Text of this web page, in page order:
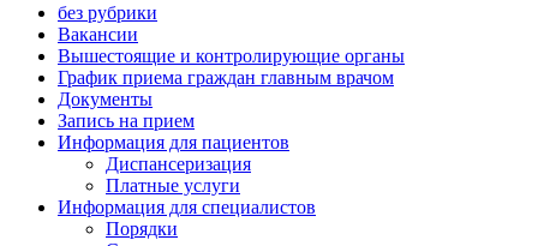
без рубрики
Вакансии
Вышестоящие и контролирующие органы
График приема граждан главным врачом
Документы
Запись на прием
Информация для пациентов
Диспансеризация
Платные услуги
Информация для специалистов
Порядки